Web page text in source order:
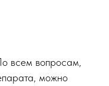
всем вопросам,
можно